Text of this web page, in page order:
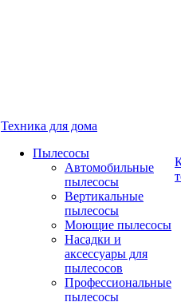
Техника для дома
Пылесосы
Автомобильные
пылесосы
Вертикальные
пылесосы
Моющие пылесосы
Насадки и
аксессуары для
пылесосов
Профессиональные
пылесосы